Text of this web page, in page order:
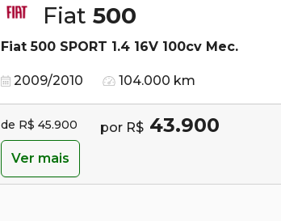
Fiat 500
Fiat 500 SPORT 1.4 16V 100cv Mec.
2009/2010 104.000 km
de R$ 45.900 por R$ 43.900
Ver mais